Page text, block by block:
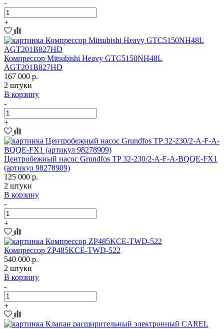
-
+
Компрессор Mitsubishi Heavy GTC5150NH48L
AGT201B827HD
167 000 р.
2 штуки
В корзину
-
+
Центробежный насос Grundfos TP 32-230/2-A-F-A-BQQE-FX1
(артикул 98278909)
125 000 р.
2 штуки
В корзину
-
+
Компрессор ZP485KCE-TWD-522
540 000 р.
2 штуки
В корзину
-
+